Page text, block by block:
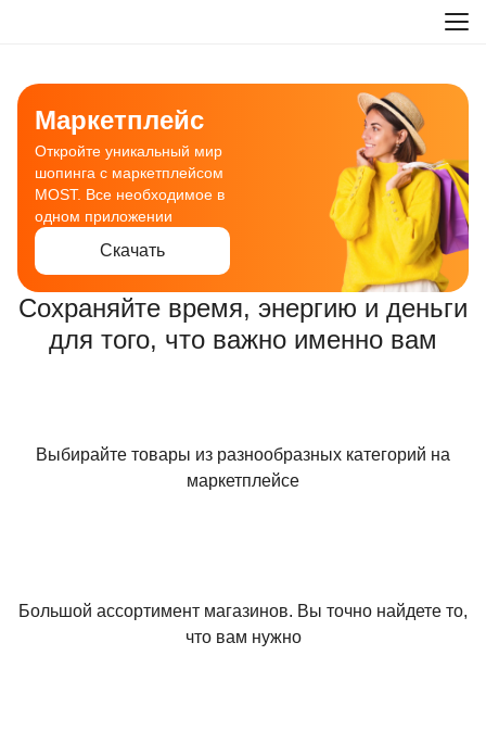
Маркетплейс
Откройте уникальный мир
шопинга с маркетплейсом
MOST. Все необходимое в
одном приложении
Скачать
Сохраняйте время, энергию и деньги
для того, что важно именно вам
Выбирайте товары из разнообразных категорий на
маркетплейсе
Большой ассортимент магазинов. Вы точно найдете то,
что вам нужно